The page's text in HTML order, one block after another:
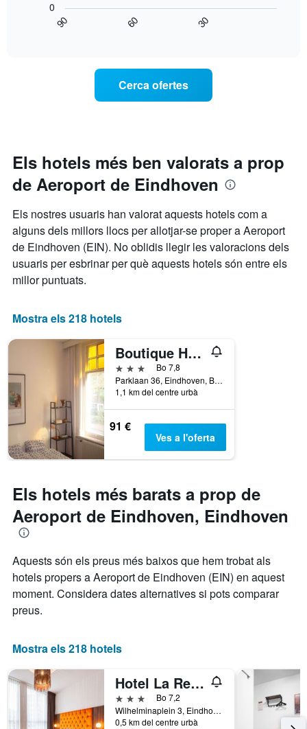
Y
mostra
preu
mitjà
d'una
habitació
gràfic
s'acosta
la
data
de
El
gràfic
té
1
eix
X
el
nombre
abans
l'estada
gràfic
té
1
que
el
preu
d'una
habitació
90 60 30
0
Cerca ofertes
Els hotels més ben valorats a prop
de Aeroport de Eindhoven
Els nostres usuaris han valorat aquests hotels com a
alguns dels millors llocs per allotjar-se proper a Aeroport
de Eindhoven (EIN). No oblidis llegir les valoracions dels
usuaris per esbrinar per què aquests hotels són entre els
millor puntuats.
Mostra els 218 hotels
Boutique Hotel Sycamore At Villapark
3 estrellesBo 7,8
Parklaan 36, Eindhoven, Brabant Septentrional, Països Baixos
1,1 km del centre urbà
91 €
Ves a l'oferta
Els hotels més barats a prop de
Aeroport de Eindhoven, Eindhoven
Aquests són els preus més baixos que hem trobat als
hotels propers a Aeroport de Eindhoven (EIN) en aquest
moment. Considera dates alternatives si pots comparar
preus.
Mostra els 218 hotels
Hotel La Reine
3 estrellesBo 7,2
Wilhelminaplein 3, Eindhoven, Brabant Septentrional, Països Baixos
0,5 km del centre urbà